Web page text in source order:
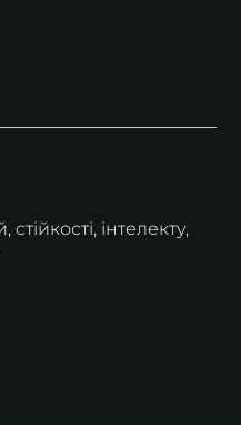
інтелекту,